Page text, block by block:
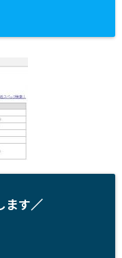
ます／